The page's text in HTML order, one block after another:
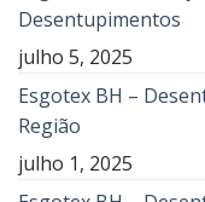
Desentupimentos
julho 5, 2025
Esgotex BH –
Região
julho 1, 2025